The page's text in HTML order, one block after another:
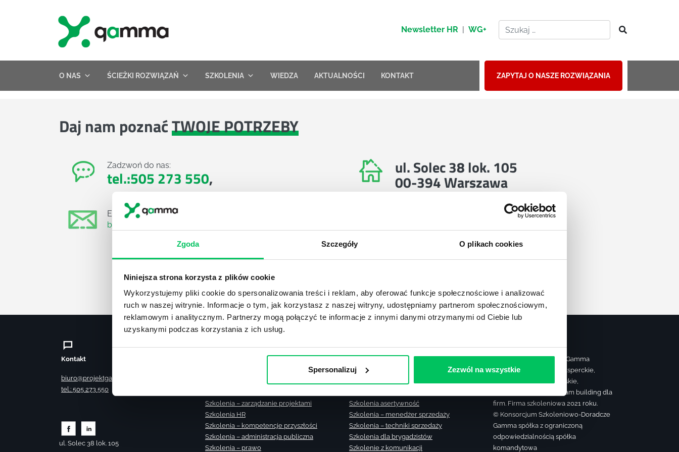
Zgoda Szczegóły O plikach cookies
Niniejsza strona korzysta z plików cookie
Wykorzystujemy pliki cookie do spersonalizowania treści i reklam, aby oferować funkcje społecznościowe i analizować
ruch w naszej witrynie. Informacje o tym, jak korzystasz z naszej witryny, udostępniamy partnerom społecznościowym,
reklamowym i analitycznym. Partnerzy mogą połączyć te informacje z innymi danymi otrzymanymi od Ciebie lub
uzyskanymi podczas korzystania z ich usług.
Spersonalizuj Zezwól na wszystkie
Newsletter HR | WG+
O NAS ŚCIEŻKI ROZWIĄZAŃ SZKOLENIA WIEDZA AKTUALNOŚCI KONTAKT ZAPYTAJ O NASZE ROZWIĄZANIA
Daj nam poznaćTWOJE POTRZEBY
Zadzwoń do nas:
tel.:505 273 550,
E-mail:
biuro@projektgamma.pl
ul. Solec 38 lok. 105
00-394 Warszawa
Zobacz mapę
lub użyj formularza
ZAPYTAJ O NASZE ROZWIĄZANIA
Kontakt
biuro@projektgamma.pl
tel.: 505 273 550
ul. Solec 38 lok. 105
Szkolenia zamknięte
Szkolenia sprzedażowe
Szkolenia – zarządzanie projektami
Szkolenia HR
Szkolenia – kompetencje przyszłości
Szkolenia – administracja publiczna
Szkolenia – prawo
Szkolenia – zarządzanie zmianą
Szkolenia – zarządzanie czasem
Szkolenie – zarządzanie sprzedażą
Szkolenia asertywność
Szkolenia – menedżer sprzedaży
Szkolenia – techniki sprzedaży
Szkolenia dla brygadzistów
Szkolenie z komunikacji
Strona należy do grupy Gamma
realizującej szkolenia eksperckie,
sprzedażowe, managerskie,
farmaceutyczne oraz team building dla
firm. Firma szkoleniowa 2021 roku.
© Konsorcjum Szkoleniowo-Doradcze
Gamma spółka z ograniczoną
odpowiedzialnością spółka
komandytowa